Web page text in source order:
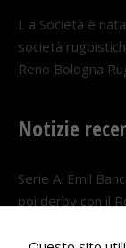
L a Società è
società
Reno Bologna
Notizie
Serie A. Emil
poi derby con il